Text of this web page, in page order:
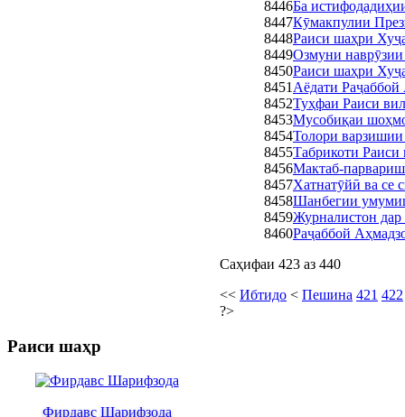
8446Ба
8447Кӯмакпулии
8448Раиси шаҳри
8449Озмуни
8450Раиси шаҳри
8451 Аёдати
8452Туҳфаи Раиси
8453Мусобиқаи
8454Толори
8455Табрикоти
8456Мактаб-
8457Хатнатӯйӣ ва се
8458Шанбегии
8459Журналистон
8460Раҷаббой
Саҳифаи 423 аз 440
<< Ибтидо < Пешина 421 422
?>
Раиси шаҳр
Фирдавс Шарифзода